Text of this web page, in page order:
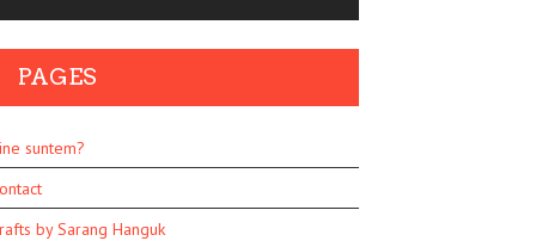
PAGES
suntem?
by Sarang Hanguk